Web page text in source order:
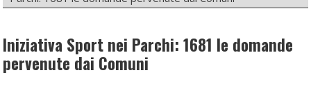
Iniziativa Sport nei Parchi: 1681 le domande
pervenute dai Comuni